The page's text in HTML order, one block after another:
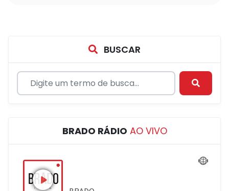
BUSCAR
BRADO RÁDIO AO VIVO